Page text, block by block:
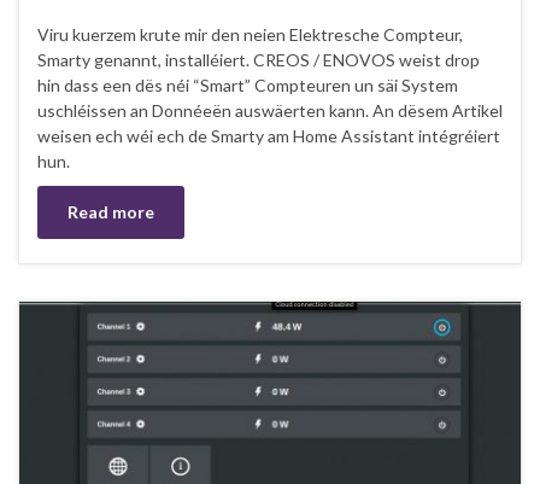
Viru kuerzem krute mir den neien Elektresche Compteur,
Smarty genannt, installéiert. CREOS / ENOVOS weist drop
hin dass een dës néi “Smart” Compteuren un säi System
uschléissen an Donnéeën auswäerten kann. An dësem Artikel
weisen ech wéi ech de Smarty am Home Assistant intégréiert
hun.
Read more